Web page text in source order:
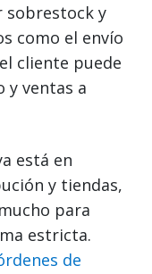
sobrestock y
como el envío
cliente puede
y ventas a
está en
y tiendas,
para
estricta.
de